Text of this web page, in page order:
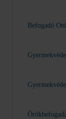
Befogadó